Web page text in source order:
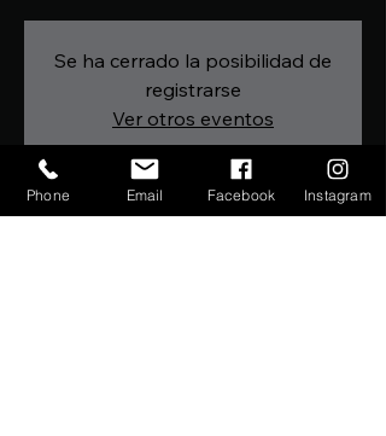
Se ha cerrado la posibilidad de
registrarse
Ver otros eventos
Horario y ubicación
Phone Email Facebook Instagram